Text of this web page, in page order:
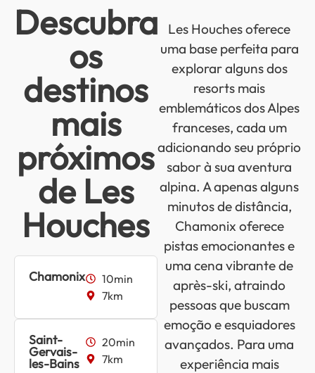
Descubra
os
destinos
mais
próximos
de Les
Houches
Chamonix
10min
7km
Saint-
Gervais-
les-Bains
20min
7km
Les Houches oferece
uma base perfeita para
explorar alguns dos
resorts mais
emblemáticos dos Alpes
franceses, cada um
adicionando seu próprio
sabor à sua aventura
alpina. A apenas alguns
minutos de distância,
Chamonix oferece
pistas emocionantes e
uma cena vibrante de
après-ski, atraindo
pessoas que buscam
emoção e esquiadores
avançados. Para uma
experiência mais